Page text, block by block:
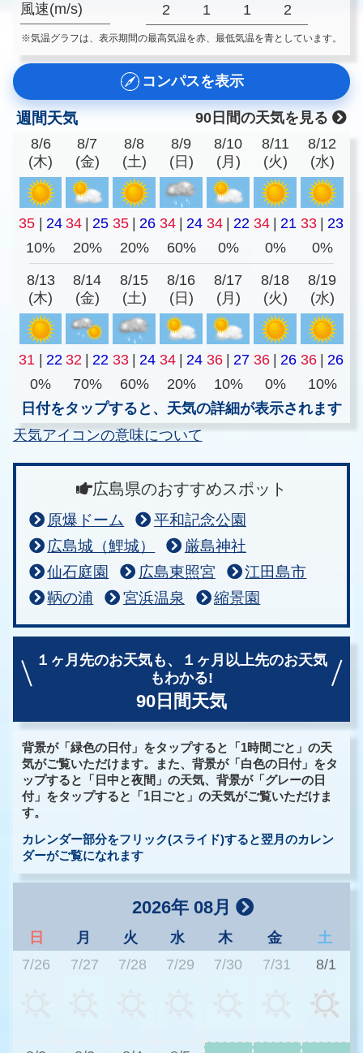
風速(m/s) 2 1 1 2
※気温グラフは、表示期間の最高気温を赤、最低気温を青としています。
コンパスを表示
週間天気
90日間の天気を見る
8/6
(木)
8/7
(金)
8/8
(土)
8/9
(日)
8/10
(月)
8/11
(火)
8/12
(水)
35 | 24 34 | 25 35 | 26 34 | 24 34 | 22 34 | 21 33 | 23
10%
20% 20% 60% 0% 0% 0%
8/13
(木)
8/14
(金)
8/15
(土)
8/16
(日)
8/17
(月)
8/18
(火)
8/19
(水)
31 | 22 32 | 22 33 | 24 34 | 24 36 | 27 36 | 26 36 | 26
0%
70% 60% 20% 10% 0%
10%
日付をタップすると、天気の詳細が表示されます
天気アイコンの意味について
広島県のおすすめスポット
原爆ドーム
平和記念公園
広島城（鯉城）
厳島神社
仙石庭園
広島東照宮
江田島市
鞆の浦
宮浜温泉 縮景園
１ヶ月先のお天気も、
１ヶ月以上先のお天気
もわかる!
90日間天気
背景が「緑色の日付」をタップすると「1時間ごと」の天
気がご覧いただけます。また、背景が「白色の日付」をタ
ップすると「日中と夜間」の天気、背景が「グレーの日
付」をタップすると「1日ごと」の天気がご覧いただけま
す。
カレンダー部分をフリック(スライド)すると翌月のカレン
ダーがご覧になれます
2026年 08月
日 月 火 水 木 金
土
7/26
7/27 7/28 7/29 7/30 7/31 8/1